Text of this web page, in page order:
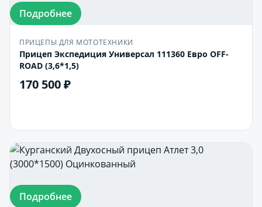
Подробнее
ПРИЦЕПЫ ДЛЯ МОТОТЕХНИКИ
Прицеп Экспедиция Универсал 111360 Евро OFF-
ROAD (3,6*1,5)
170 500 ₽
Подробнее